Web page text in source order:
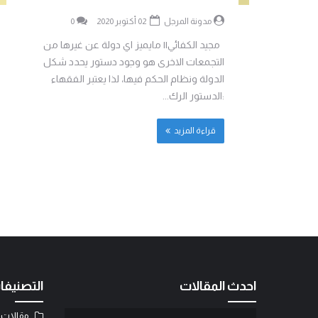
مدونة المرجل 0
مجيد الكفائي|| ‎مايميز اي دولة عن غيرها من
التجمعات الاخرى هو وجود دستور يحدد شكل
الدولة ونظام الحكم فيها، لذا يعتبر الفقهاء
:الدستور الرك...
قراءة المزيد
احدث المقالات
مقالات